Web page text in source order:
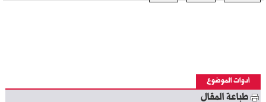
أدوات الموضوع
طباعة المقال